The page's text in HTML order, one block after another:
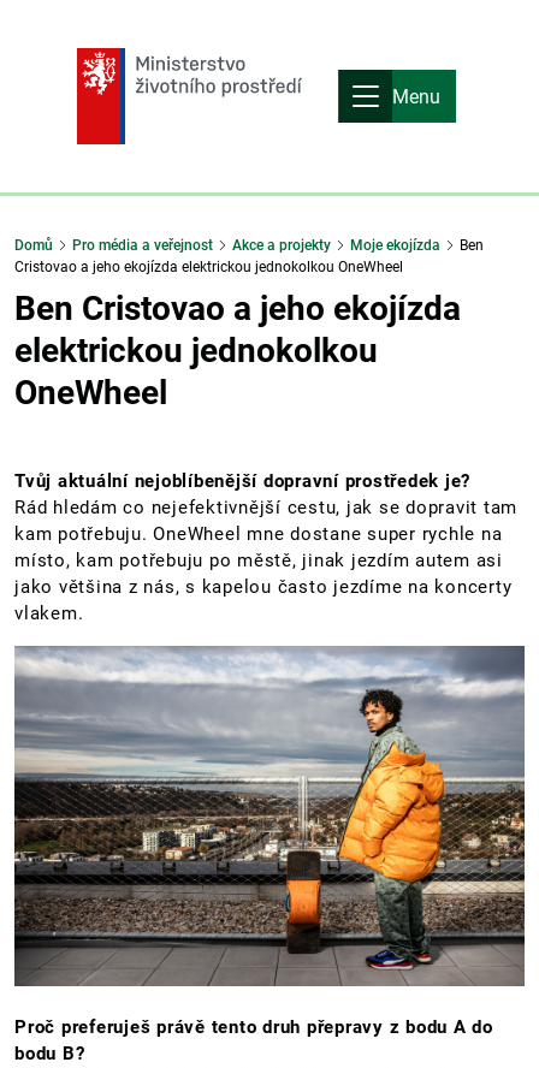
Menu
Domů Pro média a veřejnost Akce a projekty Moje ekojízda
Ben
Cristovao a jeho ekojízda elektrickou jednokolkou OneWheel
Ben Cristovao a jeho ekojízda
elektrickou jednokolkou
OneWheel
Tvůj aktuální nejoblíbenější dopravní prostředek je?
Rád hledám co nejefektivnější cestu, jak se dopravit tam
kam potřebuju. OneWheel mne dostane super rychle na
místo, kam potřebuju po městě, jinak jezdím autem asi
jako většina z nás, s kapelou často jezdíme na koncerty
vlakem.
Proč preferuješ právě tento druh přepravy z bodu A do
bodu B?